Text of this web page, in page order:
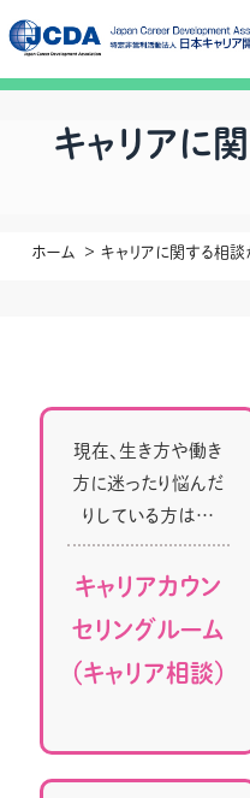
キャリアに
ホーム キャリアに関する相談
現在、生き方や働き
方に迷ったり悩んだ
りしている方は…
キャリアカウン
セリングルーム
（キャリア相談）